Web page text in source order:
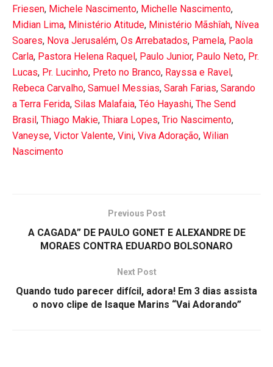
Friesen, Michele Nascimento, Michelle Nascimento,
Midian Lima, Ministério Atitude, Ministério Mãshîah, Nívea
Soares, Nova Jerusalém, Os Arrebatados, Pamela, Paola
Carla, Pastora Helena Raquel, Paulo Junior, Paulo Neto, Pr.
Lucas, Pr. Lucinho, Preto no Branco, Rayssa e Ravel,
Rebeca Carvalho, Samuel Messias, Sarah Farias, Sarando
a Terra Ferida, Silas Malafaia, Téo Hayashi, The Send
Brasil, Thiago Makie, Thiara Lopes, Trio Nascimento,
Vaneyse, Victor Valente, Vini, Viva Adoração, Wilian
Nascimento
Previous Post
A CAGADA” DE PAULO GONET E ALEXANDRE DE
MORAES CONTRA EDUARDO BOLSONARO
Next Post
Quando tudo parecer difícil, adora! Em 3 dias assista
o novo clipe de Isaque Marins “Vai Adorando”